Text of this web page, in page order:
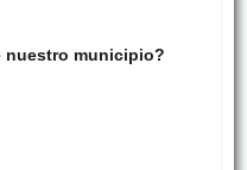
nuestro municipio?